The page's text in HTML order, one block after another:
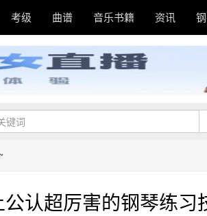
考级 曲谱 音乐书籍 资讯
公认超厉害的钢琴练习